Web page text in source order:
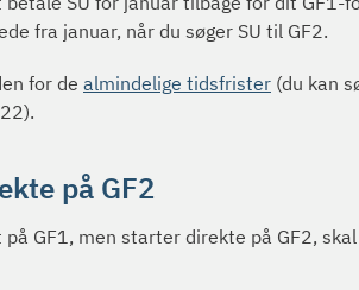
fra januar, når du søger SU til GF2.
for de almindelige tidsfrister (du kan
på GF2
GF1, men starter direkte på GF2, skal